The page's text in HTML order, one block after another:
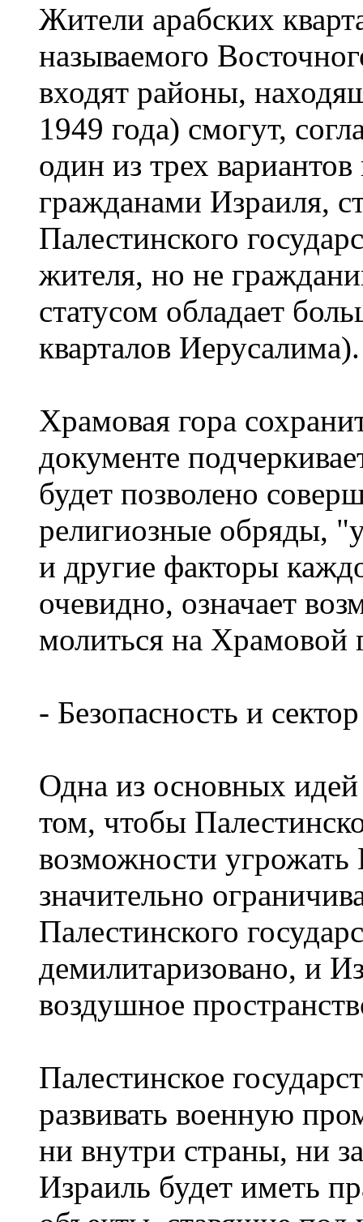
Жители арабских
называемого
входят районы,
1949 года) смогут,
один из трех вариантов
гражданами Израиля,
Палестинского
жителя, но не
статусом обладает
кварталов Иерусалима).
Храмовая гора
документе
будет позволено
религиозные обряды,
и другие факторы
очевидно, означает
молиться на Храмовой
- Безопасность и
Одна из основных идей
том, чтобы
возможности
значительно
Палестинского
демилитаризовано, и
воздушное
Палестинское
развивать военную
ни внутри страны, ни
Израиль будет иметь